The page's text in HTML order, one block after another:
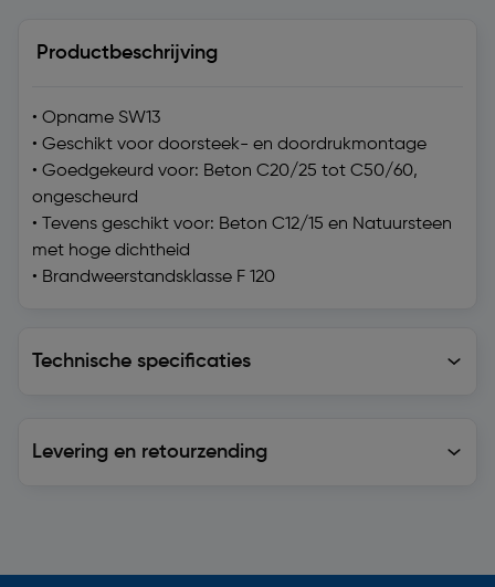
Productbeschrijving
• Opname SW13
• Geschikt voor doorsteek- en doordrukmontage
• Goedgekeurd voor: Beton C20/25 tot C50/60,
ongescheurd
• Tevens geschikt voor: Beton C12/15 en Natuursteen
met hoge dichtheid
• Brandweerstandsklasse F 120
Technische specificaties
Levering en retourzending